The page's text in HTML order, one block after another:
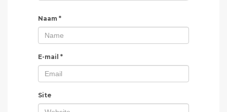
Naam *
E-mail *
Site